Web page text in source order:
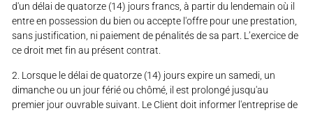
d'un délai de quatorze (14) jours francs, à partir du lendemain où il
entre en possession du bien ou accepte l'offre pour une prestation,
sans justification, ni paiement de pénalités de sa part. L’exercice de
ce droit met fin au présent contrat.
2. Lorsque le délai de quatorze (14) jours expire un samedi, un
dimanche ou un jour férié ou chômé, il est prolongé jusqu'au
premier jour ouvrable suivant. Le Client doit informer l'entreprise de